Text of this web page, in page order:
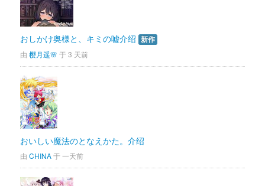
おしかけ奥様と、キミの嘘介绍 新作
由 樱月遥🌸 于 3 天前
おいしい魔法のとなえかた。介绍
由 CHINA于 一天前